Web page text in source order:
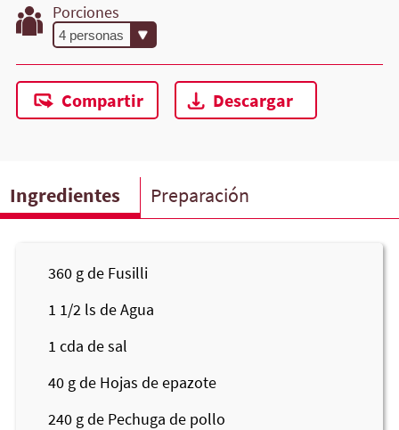
Porciones
Compartir Descargar
Ingredientes Preparación
360 g de Fusilli
1 1/2 ls de Agua
1 cda de sal
40 g de Hojas de epazote
240 g de Pechuga de pollo